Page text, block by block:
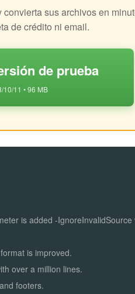
sus archivos en
de crédito ni email.
de prueba
10/11 • 96 MB
is added -IgnoreInvalidSource
is improved.
over a million lines.
footers.